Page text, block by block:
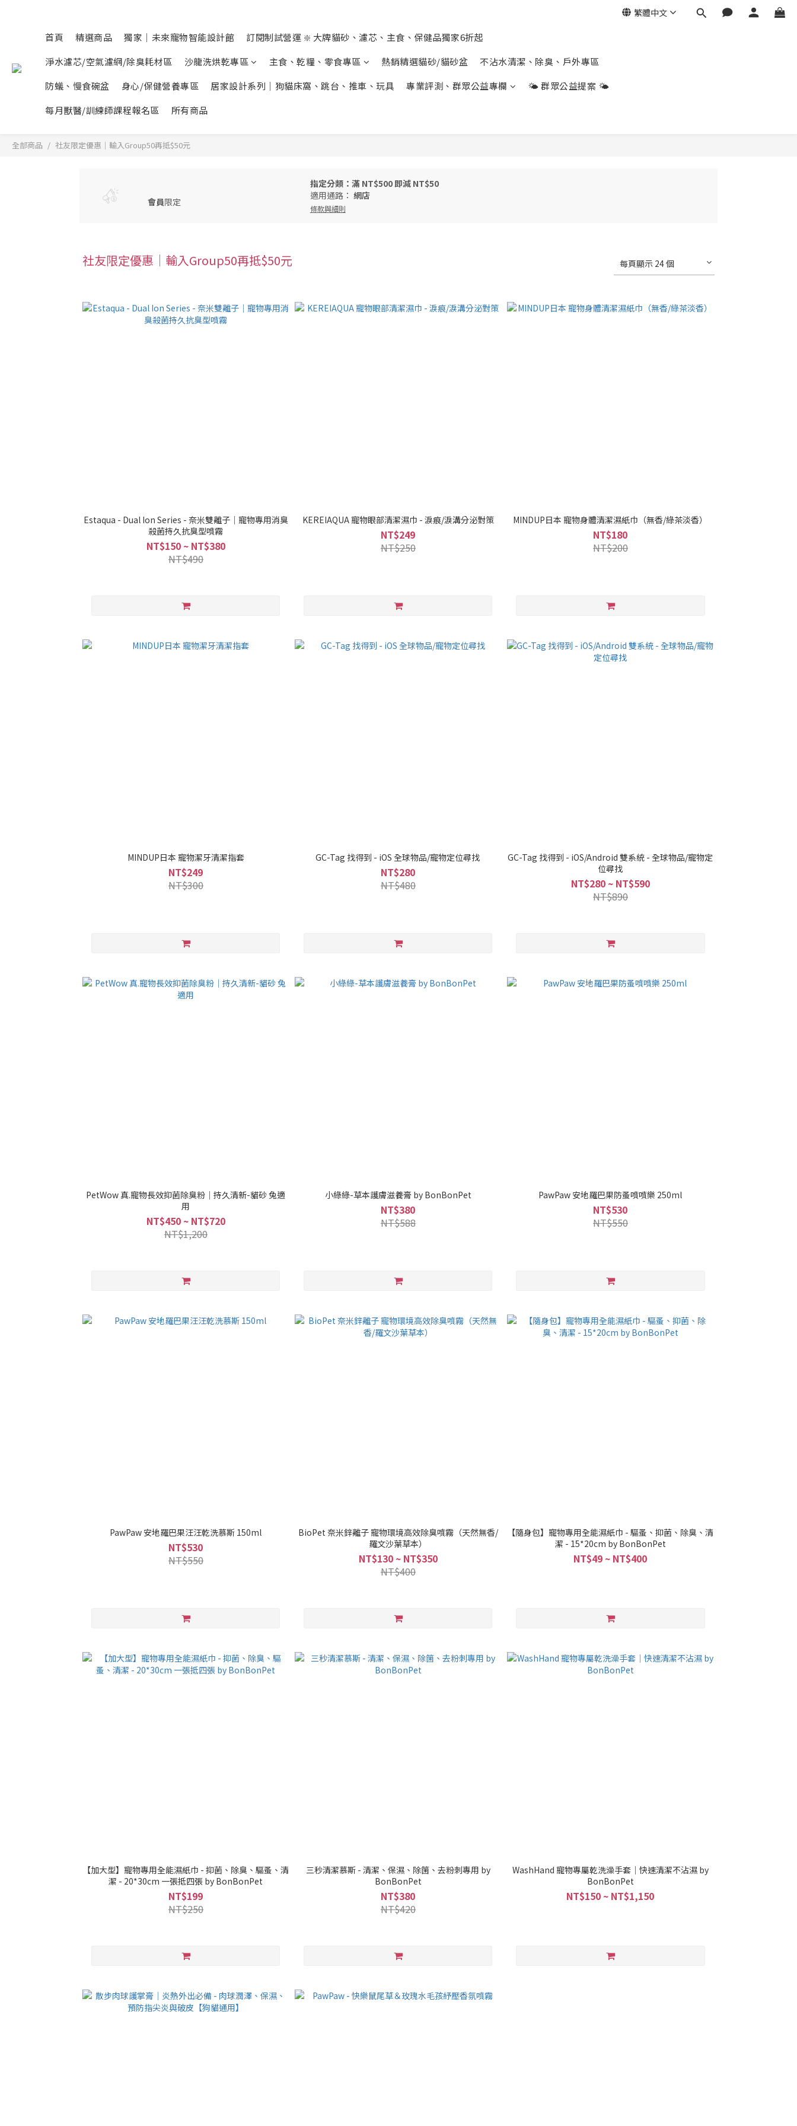
繁體中文
首頁 精選商品 獨家｜未來寵物智能設計館
訂閱制試營運 ❇️ 大牌貓砂、濾芯、主食、保健品獨家6折起
淨水濾芯/空氣濾網/除臭耗材區
沙龍洗烘乾專區 主食、乾糧、零食專區 熱銷精選貓砂/貓砂盆
不沾水清潔、除臭、戶外專區
防蟻、慢食碗盆
身心/保健營養專區 居家設計系列｜狗貓床窩、跳台、推車、玩具 專業評測、群眾公益專欄
🌤️ 群眾公益提案 🌤️
每月獸醫/訓練師課程報名區
所有商品
全部商品 社友限定優惠｜輸入Group50再抵$50元
會員限定
指定分類：滿 NT$500 即減 NT$50
適用通路： 網店
條款與細則
社友限定優惠｜輸入Group50再抵$50元 每頁顯示 24 個
Estaqua - Dual Ion Series - 奈米雙離子｜寵物專用消臭
殺菌持久抗臭型噴霧
NT$150 ~ NT$380
NT$490
KEREIAQUA 寵物眼部清潔濕巾 - 淚痕/淚溝分泌對策
NT$249
NT$250
MINDUP日本 寵物身體清潔濕紙巾（無香/綠茶淡香）
NT$180
NT$200
MINDUP日本 寵物潔牙清潔指套
NT$249
NT$300
GC-Tag 找得到 - iOS 全球物品/寵物定位尋找
NT$280
NT$480
GC-Tag 找得到 - iOS/Android 雙系統 - 全球物品/寵物定
位尋找
NT$280 ~ NT$590
NT$890
PetWow 真.寵物長效抑菌除臭粉｜持久清新-貓砂 兔適
用
NT$450 ~ NT$720
NT$1,200
小綠綠-草本護膚滋養膏 by BonBonPet
NT$380
NT$588
PawPaw 安地羅巴果防蚤噴噴樂 250ml
NT$530
NT$550
PawPaw 安地羅巴果汪汪乾洗慕斯 150ml
NT$530
NT$550
BioPet 奈米鋅離子 寵物環境高效除臭噴霧（天然無香/
羅文沙葉草本）
NT$130 ~ NT$350
NT$400
【隨身包】寵物專用全能濕紙巾 - 驅蚤、抑菌、除臭、清
潔 - 15*20cm by BonBonPet
NT$49 ~ NT$400
【加大型】寵物專用全能濕紙巾 - 抑菌、除臭、驅蚤、清
潔 - 20*30cm 一張抵四張 by BonBonPet
NT$199
NT$250
三秒清潔慕斯 - 清潔、保濕、除箘、去粉刺專用 by
BonBonPet
NT$380
NT$420
WashHand 寵物專屬乾洗澡手套｜快速清潔不沾濕 by
BonBonPet
NT$150 ~ NT$1,150